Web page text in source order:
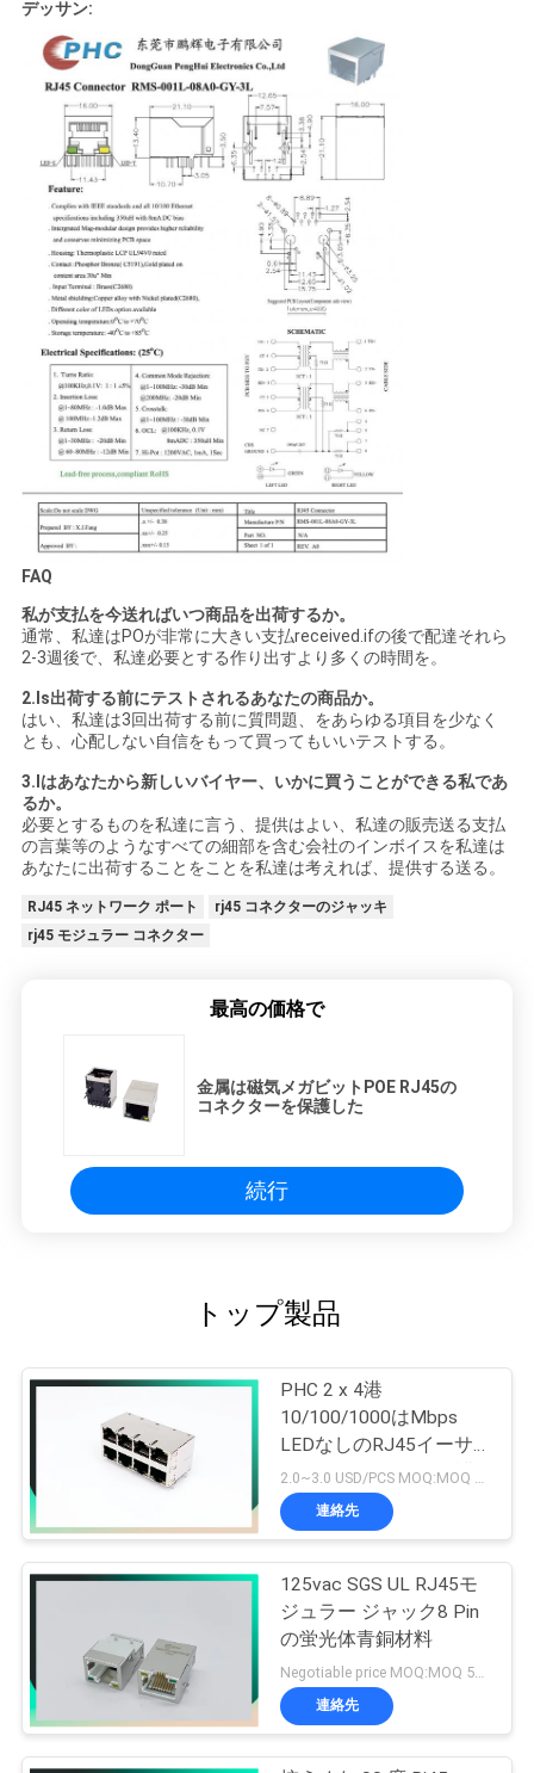
デッサン:
FAQ
私が支払を今送ればいつ商品を出荷するか。
通常、私達はPOが非常に大きい支払received.ifの後で配達それら
2-3週後で、私達必要とする作り出すより多くの時間を。
2.Is出荷する前にテストされるあなたの商品か。
はい、私達は3回出荷する前に質問題、をあらゆる項目を少なく
とも、心配しない自信をもって買ってもいいテストする。
3.Iはあなたから新しいバイヤー、いかに買うことができる私であ
るか。
必要とするものを私達に言う、提供はよい、私達の販売送る支払
の言葉等のようなすべての細部を含む会社のインボイスを私達は
あなたに出荷することをことを私達は考えれば、提供する送る。
RJ45 ネットワーク ポート
rj45 コネクターのジャッキ
rj45 モジュラー コネクター
最高の価格で
金属は磁気メガビットPOE RJ45の
コネクターを保護した
続行
トップ製品
PHC 2 x 4港
10/100/1000はMbps
LEDなしのRJ45イーサ
ネット ジャックを保護
しました
2.0~3.0 USD/PCS MOQ:MOQ 500-5kpcs
連絡先
125vac SGS UL RJ45モ
ジュラー ジャック8 Pin
の蛍光体青銅材料
連絡先